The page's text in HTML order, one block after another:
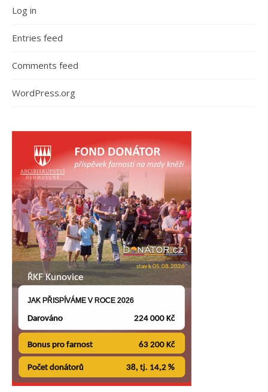
Log in
Entries feed
Comments feed
WordPress.org